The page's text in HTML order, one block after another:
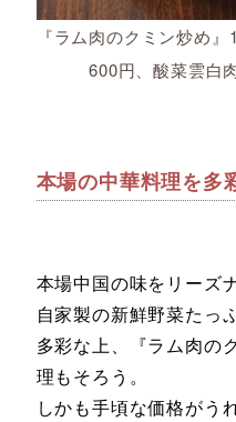
『ラム肉のクミン炒め
600円、酸菜雲白
本場の中華料理を多
本場中国の味をリーズ
自家製の新鮮野菜たっ
多彩な上、『ラム肉の
理もそろう。
しかも手頃な価格がう